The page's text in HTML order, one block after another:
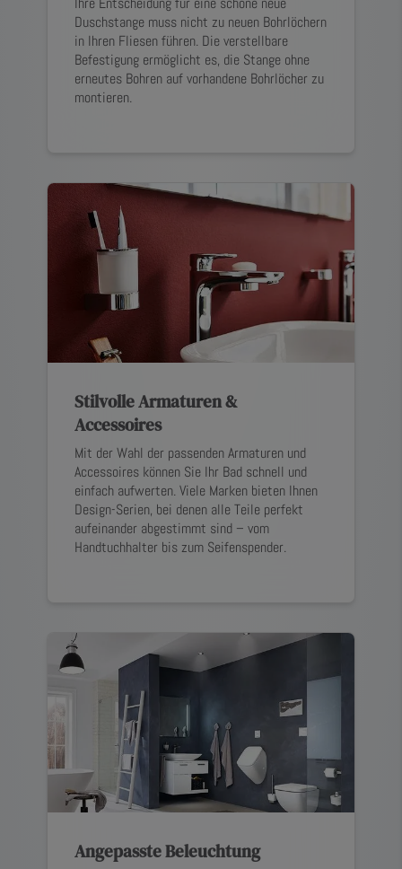
Duschstange muss nicht zu neuen Bohrlöchern
in Ihren Fliesen führen. Die verstellbare
Befestigung ermöglicht es, die Stange ohne
erneutes Bohren auf vorhandene Bohrlöcher zu
montieren.
Stilvolle Armaturen &
Accessoires
Mit der Wahl der passenden Armaturen und
Accessoires können Sie Ihr Bad schnell und
einfach aufwerten. Viele Marken bieten Ihnen
Design-Serien, bei denen alle Teile perfekt
aufeinander abgestimmt sind – vom
Handtuchhalter bis zum Seifenspender.
Angepasste Beleuchtung